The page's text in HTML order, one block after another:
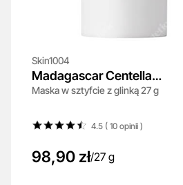
Skin1004
Madagascar Centella
Poremizing Quick Clay Stick
Maska w sztyfcie z glinką 27 g
4.5 ( 10opinii)
98,90 zł/27 g